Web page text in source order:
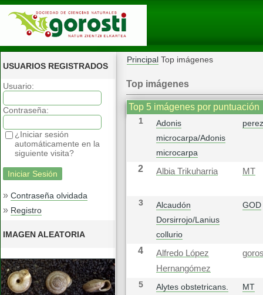
USUARIOS REGISTRADOS
Usuario:
Contraseña:
¿Iniciar sesión
automáticamente en la
siguiente visita?
» Contraseña olvidada
» Registro
IMAGEN ALEATORIA
Principal Top imágenes
Top imágenes
Top 5 imágenes por puntuación
1
Adonis
microcarpa/Adonis
microcarpa
2 Albia Trikuharria MT
3
Alcaudón
Dorsirrojo/Lanius
collurio
GOD
4
Alfredo López
Hernangómez
5
Alytes obstetricans.
MT